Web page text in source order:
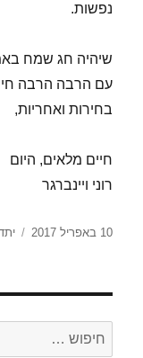
נפשות.
שיהיה חג שמח
עם הרבה הרבה
בחירות ואחריות,
חיים מלאים, היום
רוני ויינברגר
פורסם
10 באפריל 2017
חפש: